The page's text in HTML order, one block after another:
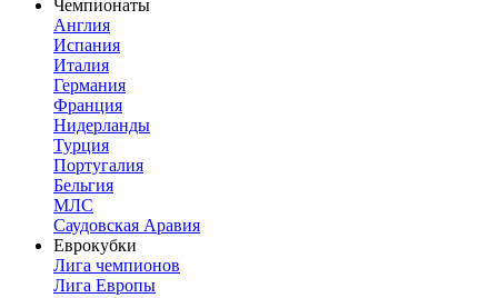
Чемпионаты
Англия
Испания
Италия
Германия
Франция
Нидерланды
Турция
Португалия
Бельгия
МЛС
Саудовская Аравия
Еврокубки
Лига чемпионов
Лига Европы